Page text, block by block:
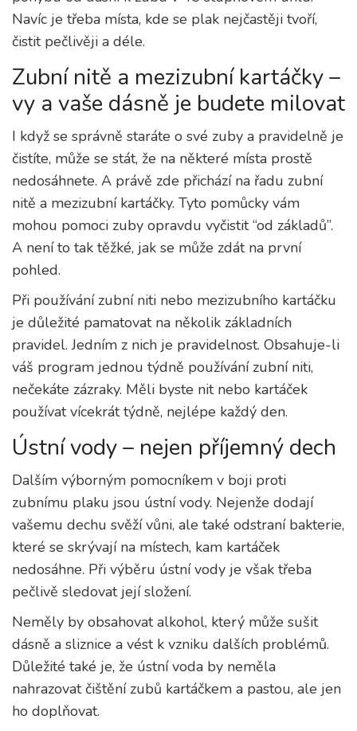
Navíc je třeba místa, kde se plak nejčastěji tvoří,
čistit pečlivěji a déle.
Zubní nitě a mezizubní kartáčky –
vy a vaše dásně je budete milovat
I když se správně staráte o své zuby a pravidelně je
čistíte, může se stát, že na některé místa prostě
nedosáhnete. A právě zde přichází na řadu zubní
nitě a mezizubní kartáčky. Tyto pomůcky vám
mohou pomoci zuby opravdu vyčistit “od základů”.
A není to tak těžké, jak se může zdát na první
pohled.
Při používání zubní niti nebo mezizubního kartáčku
je důležité pamatovat na několik základních
pravidel. Jedním z nich je pravidelnost. Obsahuje-li
váš program jednou týdně používání zubní niti,
nečekáte zázraky. Měli byste nit nebo kartáček
používat vícekrát týdně, nejlépe každý den.
Ústní vody – nejen příjemný dech
Dalším výborným pomocníkem v boji proti
zubnímu plaku jsou ústní vody. Nejenže dodají
vašemu dechu svěží vůni, ale také odstraní bakterie,
které se skrývají na místech, kam kartáček
nedosáhne. Při výběru ústní vody je však třeba
pečlivě sledovat její složení.
Neměly by obsahovat alkohol, který může sušit
dásně a sliznice a vést k vzniku dalších problémů.
Důležité také je, že ústní voda by neměla
nahrazovat čištění zubů kartáčkem a pastou, ale jen
ho doplňovat.